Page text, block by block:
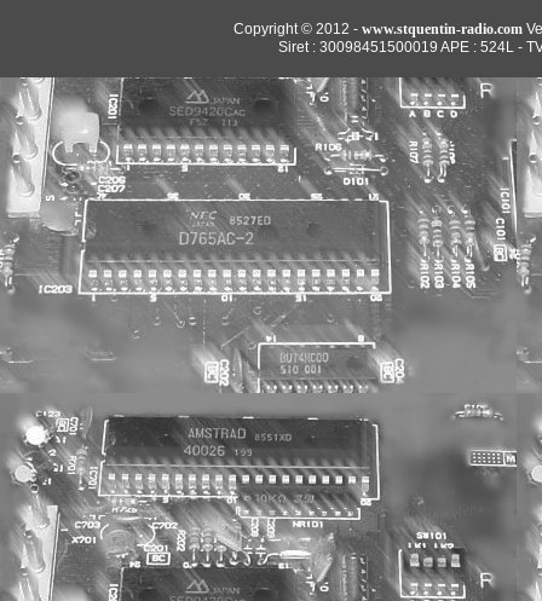
Copyright © 2012 - www.stquentin-radio.com
Siret : 30098451500019 APE : 524L -